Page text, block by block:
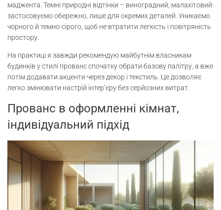
маджента. Темні природні відтінки – виноградний, малахітовий:
застосовуємо обережно, лише для окремих деталей. Уникаємо
чорного й темно-сірого, щоб не втратити легкість і повітряність
простору.
На практиці я завжди рекомендую майбутнім власникам
будинків у стилі прованс спочатку обрати базову палітру, а вже
потім додавати акценти через декор і текстиль. Це дозволяє
легко змінювати настрій інтер’єру без серйозних витрат.
Прованс в оформленні кімнат,
індивідуальний підхід